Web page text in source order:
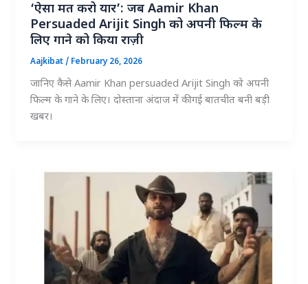
‘ऐसा मत करो यार’: जब Aamir Khan
Persuaded Arijit Singh को अपनी फिल्म के
लिए गाने को किया राज़ी
Aajkibat/ February 26, 2026
जानिए कैसे Aamir Khan persuaded Arijit Singh को अपनी
फिल्म के गाने के लिए। दोस्ताना अंदाज में की गई बातचीत बनी बड़ी
खबर।